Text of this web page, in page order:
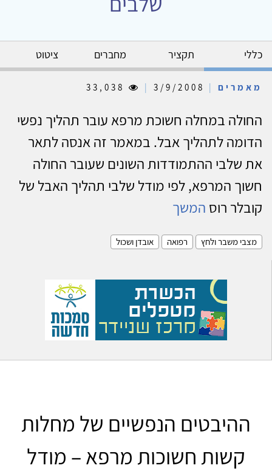
כללי תקציר מחברים ציטוט
מאמרים |
|
החולה במחלה חשוכת מרפא עובר תהליך נפשי
הדומה לתהליך אבל. במאמר זה אנסה לתאר
את שלבי ההתמודדות השונים שעובר החולה
חשוך המרפא, לפי מודל שלבי תהליך האבל של
קובלר רוס המשך
מצבי משבר ולחץ רפואה אובדן ושכול
ההיבטים הנפשיים של מחלות
קשות חשוכות מרפא – מודל